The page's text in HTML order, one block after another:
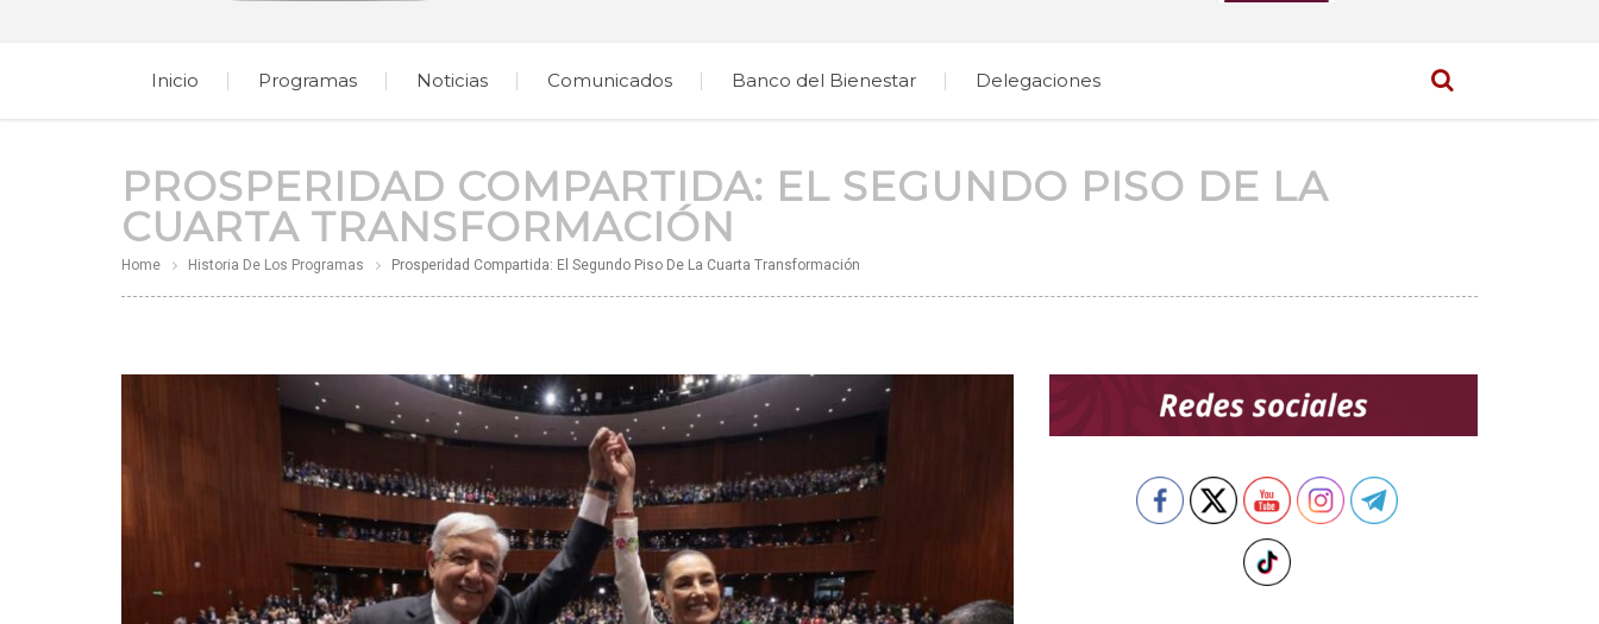
Inicio Programas Noticias Comunicados Banco del Bienestar Delegaciones
PROSPERIDAD COMPARTIDA: EL SEGUNDO PISO DE LA
CUARTA TRANSFORMACIÓN
Home Historia De Los Programas Prosperidad Compartida: El Segundo Piso De La Cuarta Transformación